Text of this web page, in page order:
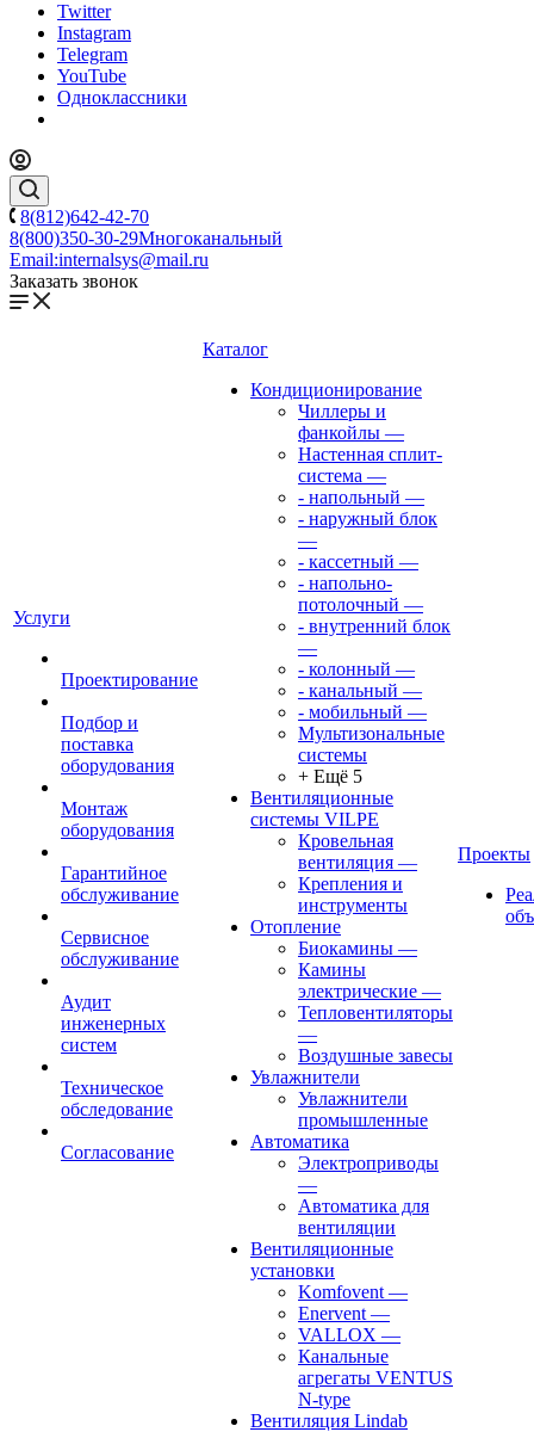
Twitter
Instagram
Telegram
YouTube
Одноклассники
8(812)642-42-70
8(800)350-30-29Многоканальный
Email:internalsys@mail.ru
Заказать звонок
Услуги
Проектирование
Подбор и
поставка
оборудования
Монтаж
оборудования
Гарантийное
обслуживание
Сервисное
обслуживание
Аудит
инженерных
систем
Техническое
обследование
Согласование
Каталог
Кондиционирование
Чиллеры и
фанкойлы —
Настенная сплит-
система —
- напольный —
- наружный блок
—
- кассетный —
- напольно-
потолочный —
- внутренний блок
—
- колонный —
- канальный —
- мобильный —
Мультизональные
системы
+ Ещё 5
Вентиляционные
системы VILPE
Кровельная
вентиляция —
Крепления и
инструменты
Отопление
Биокамины —
Камины
электрические —
Тепловентиляторы
—
Воздушные завесы
Увлажнители
Увлажнители
промышленные
Автоматика
Электроприводы
—
Автоматика для
вентиляции
Вентиляционные
установки
Komfovent —
Enervent —
VALLOX —
Канальные
агрегаты VENTUS
N-type
Вентиляция Lindab
Проекты